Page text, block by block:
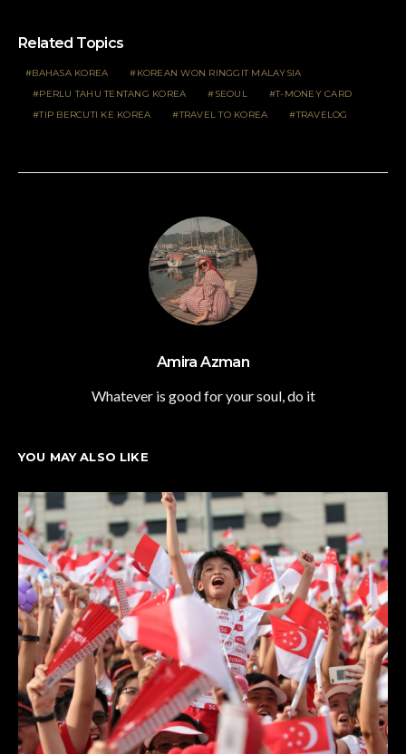
Related Topics
BAHASA KOREA
KOREAN WON RINGGIT MALAYSIA
PERLU TAHU TENTANG KOREA
SEOUL
T-MONEY CARD
TIP BERCUTI KE KOREA
TRAVEL TO KOREA TRAVELOG
Amira Azman
Whatever is good for your soul, do it
YOU MAY ALSO LIKE